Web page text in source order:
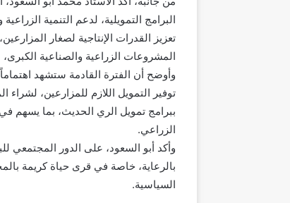
البرامج التمويلية، لدعم التنمية
تعزيز القدرات الإنتاجية لصغار
المشروعات الزراعية والصناعية الكبرى،
وأوضح أن الفترة القادمة ستشهد
توفير التمويل اللازم للمزارعين،
ببرامج تمويل الري الحديث، بما يسهم في
الزراعي.
وأكد أبو السعود، على الدور المجتمعي
بالرعاية، خاصة في قرى حياة كريمة
السياسية.